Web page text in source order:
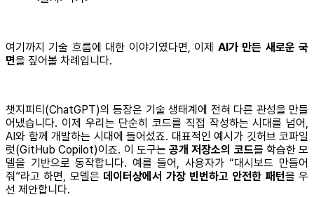
여기까지 기술 흐름에 대한 이야기였다면, 이제 AI가 만든 새로운 국
면을 짚어볼 차례입니다.
챗지피티(ChatGPT)의 등장은 기술 생태계에 전혀 다른 관성을 만들
어냈습니다. 이제 우리는 단순히 코드를 직접 작성하는 시대를 넘어,
AI와 함께 개발하는 시대에 들어섰죠. 대표적인 예시가 깃허브 코파일
럿(GitHub Copilot)이죠. 이 도구는 공개 저장소의 코드를 학습한 모
델을 기반으로 동작합니다. 예를 들어, 사용자가 “대시보드 만들어
줘”라고 하면, 모델은 데이터상에서 가장 빈번하고 안전한 패턴을 우
선 제안합니다.